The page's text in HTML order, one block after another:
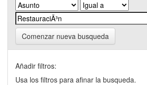
Comenzar nueva busqueda
Añadir filtros:
Usa los filtros para afinar la busqueda.